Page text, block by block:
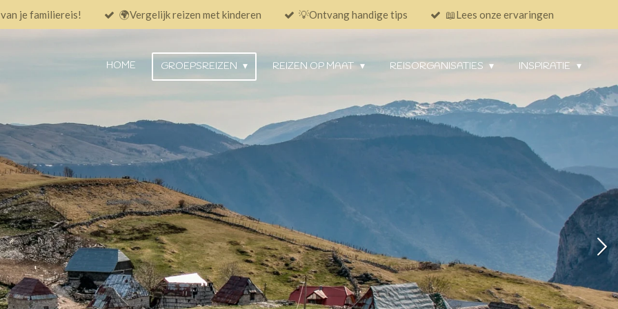
je familiereis! 🌍Vergelijk reizen met kinderen 💡Ontvang handige tips 📖Lees onze ervaringen
HOME GROEPSREIZEN REIZEN OP MAAT REISORGANISATIES INSPIRATIE